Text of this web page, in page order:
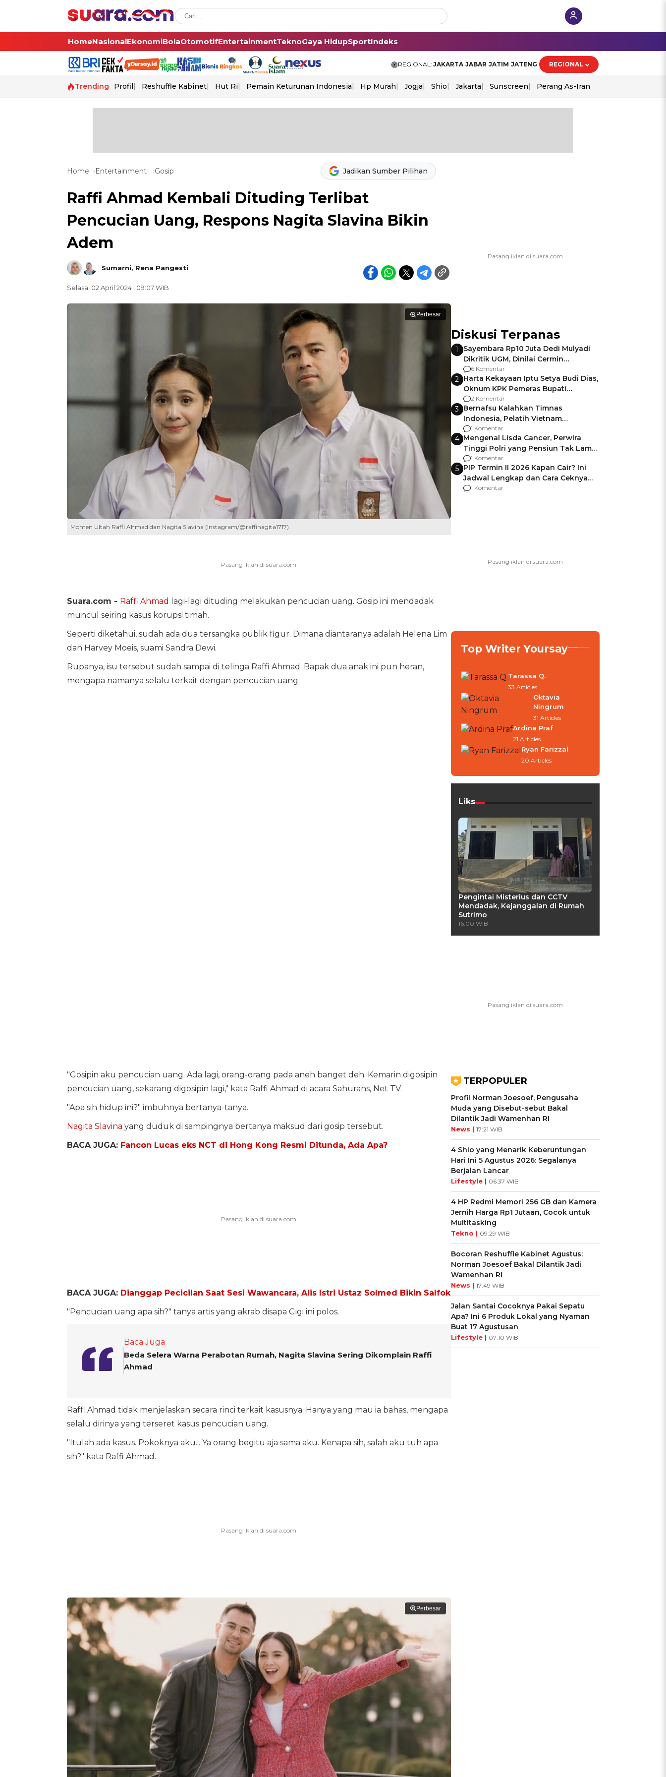
HomeNasionalEkonomiBolaOtomotifEntertainmentTeknoGaya HidupSportIndeks
REGIONAL: JAKARTA JABAR JATIM JATENG REGIONAL
Trending Profil Reshuffle Kabinet Hut Ri Pemain Keturunan Indonesia Hp Murah Jogja Shio Jakarta Sunscreen Perang As-Iran
Home Entertainment Gosip Jadikan Sumber Pilihan
Raffi Ahmad Kembali Dituding Terlibat
Pencucian Uang, Respons Nagita Slavina Bikin
Adem
Sumarni, Rena Pangesti
Selasa, 02 April 2024 | 09:07 WIB
Perbesar
Momen Ultah Raffi Ahmad dan Nagita Slavina (Instagram/@raffinagita1717)
Suara.com - Raffi Ahmad
lagi-lagi dituding melakukan pencucian uang. Gosip ini mendadak
muncul seiring kasus korupsi timah.
Seperti diketahui, sudah ada dua tersangka publik figur. Dimana diantaranya adalah Helena Lim
dan Harvey Moeis, suami Sandra Dewi.
Rupanya, isu tersebut sudah sampai di telinga Raffi Ahmad. Bapak dua anak ini pun heran,
mengapa namanya selalu terkait dengan pencucian uang.
"Gosipin aku pencucian uang. Ada lagi, orang-orang pada aneh banget deh. Kemarin digosipin
pencucian uang, sekarang digosipin lagi," kata Raffi Ahmad di acara Sahurans, Net TV.
"Apa sih hidup ini?" imbuhnya bertanya-tanya.
Nagita Slavina yang duduk di sampingnya bertanya maksud dari gosip tersebut.
BACA JUGA: Fancon Lucas eks NCT di Hong Kong Resmi Ditunda, Ada Apa?
BACA JUGA: Dianggap Pecicilan Saat Sesi Wawancara, Alis Istri Ustaz Solmed Bikin Salfok
"Pencucian uang apa sih?" tanya artis yang akrab disapa Gigi ini polos.
Baca Juga
Beda Selera Warna Perabotan Rumah, Nagita Slavina Sering Dikomplain Raffi
Ahmad
Raffi Ahmad tidak menjelaskan secara rinci terkait kasusnya. Hanya yang mau ia bahas, mengapa
selalu dirinya yang terseret kasus pencucian uang.
"Itulah ada kasus. Pokoknya aku... Ya orang begitu aja sama aku. Kenapa sih, salah aku tuh apa
sih?" kata Raffi Ahmad.
Perbesar
Diskusi Terpanas
1
Sayembara Rp10 Juta Dedi Mulyadi
Dikritik UGM, Dinilai Cermin
Gagalnya Negara Jamin Keamanan
6 Komentar
2 Harta Kekayaan Iptu Setya Budi Dias,
Oknum KPK Pemeras Bupati
Pemalang
2 Komentar
3 Bernafsu Kalahkan Timnas
Indonesia, Pelatih Vietnam
Berencana Pakai Jimat di Pakansari
1 Komentar
4 Mengenal Lisda Cancer, Perwira
Tinggi Polri yang Pensiun Tak Lama
Usai Jadi Brigjen
1 Komentar
5 PIP Termin II 2026 Kapan Cair? Ini
Jadwal Lengkap dan Cara Ceknya
agar Dana Tidak Hangus!
1 Komentar
Top Writer Yoursay
Tarassa Q.
33 Articles
Oktavia
Ningrum
31 Articles
Ardina Praf
21 Articles
Ryan Farizzal
20 Articles
Liks
Pengintai Misterius dan CCTV
Mendadak, Kejanggalan di Rumah
Sutrimo
16:00 WIB
TERPOPULER
Profil Norman Joesoef, Pengusaha
Muda yang Disebut-sebut Bakal
Dilantik Jadi Wamenhan RI
News | 17:21 WIB
4 Shio yang Menarik Keberuntungan
Hari Ini 5 Agustus 2026: Segalanya
Berjalan Lancar
Lifestyle | 06:37 WIB
4 HP Redmi Memori 256 GB dan Kamera
Jernih Harga Rp1 Jutaan, Cocok untuk
Multitasking
Tekno | 09:29 WIB
Bocoran Reshuffle Kabinet Agustus:
Norman Joesoef Bakal Dilantik Jadi
Wamenhan RI
News | 17:49 WIB
Jalan Santai Cocoknya Pakai Sepatu
Apa? Ini 6 Produk Lokal yang Nyaman
Buat 17 Agustusan
Lifestyle | 07:10 WIB